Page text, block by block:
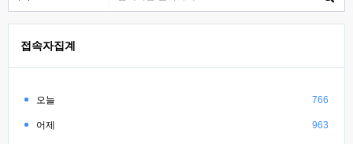
접속자집계
오늘 766
어제 963